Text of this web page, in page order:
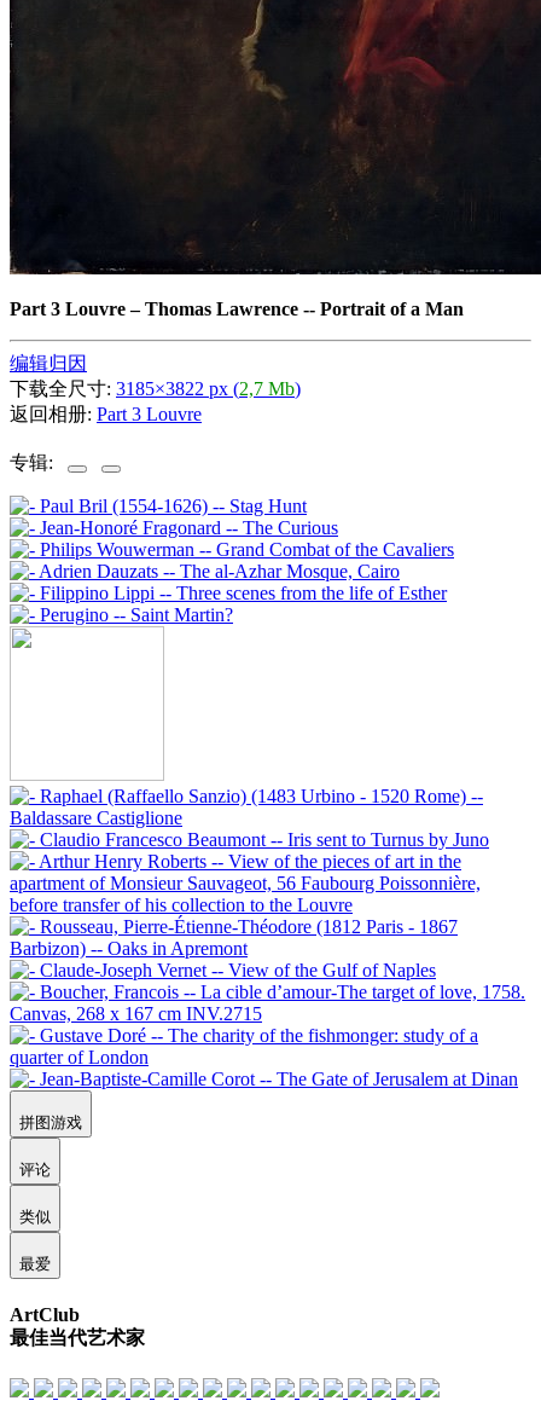
Part 3 Louvre–Thomas Lawrence -- Portrait of a Man
编辑归因
下载全尺寸: 3185×3822 px (2,7 Mb)
返回相册: Part 3 Louvre
专辑:
拼图游戏
评论
类似
最爱
ArtClub
最佳当代艺术家